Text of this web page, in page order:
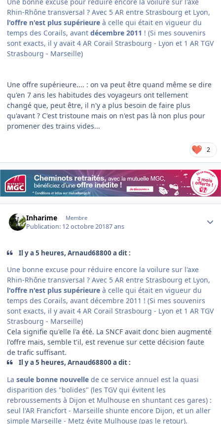
Rhin-Rhône transversal ? Avec 5 AR entre Strasbourg et Lyon,
l'offre n'est plus supérieure à celle qui était en vigueur du
temps des Corails, avant décembre 2011 ! (Si mes souvenirs
sont exacts, il y avait 4 AR Corail Strasbourg - Lyon et 1 AR TGV
Strasbourg - Marseille)
Une offre supérieure.... : on va peut être quand même se dire
qu'en 7 ans les habitudes des voyageurs ont tellement
changé que, peut être, il n'y a plus besoin de faire plus
qu'avant ? C'est tristoune mais on n'est pas là non plus pour
promener des trains vides...
2
Inharime Membre
Publication: 12 octobre 20187 ans
Il y a 5 heures, Arnaud68800 a dit :
Une bonne excuse pour réduire encore la voilure sur l'axe
Rhin-Rhône transversal ? Avec 5 AR entre Strasbourg et Lyon,
l'offre n'est plus supérieure à celle qui était en vigueur du
temps des Corails, avant décembre 2011 ! (Si mes souvenirs
sont exacts, il y avait 4 AR Corail Strasbourg - Lyon et 1 AR TGV
Strasbourg - Marseille)
Cela signifie qu'elle l'a été. La SNCF avait donc bien augmenté
l'offre mais, semble t'il, est revenue sur cette décision faute
de trafic suffisant.
Il y a 5 heures, Arnaud68800 a dit :
La seule bonne nouvelle de ce service annuel est la quasi
disparition des "bolides" (les TGV qui évitent les
rebroussements à Dijon et Mulhouse en shuntant ces gares) :
seul l'AR Francfort - Marseille shunte encore Dijon, et un aller
simple Marseille - Metz évite Mulhouse (pas le retour).